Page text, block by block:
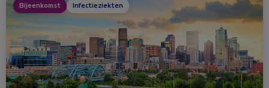
Bijeenkomst Infectieziekten